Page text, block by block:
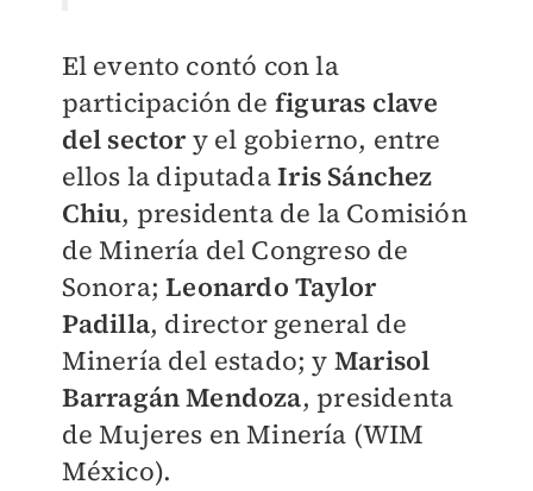
El evento contó con la
participación de figuras clave
del sectory el gobierno, entre
ellos la diputadaIris Sánchez
Chiu, presidenta de la Comisión
de Minería del Congreso de
Sonora;Leonardo Taylor
Padilla, director general de
Minería del estado; y Marisol
Barragán Mendoza, presidenta
de Mujeres en Minería (WIM
México).